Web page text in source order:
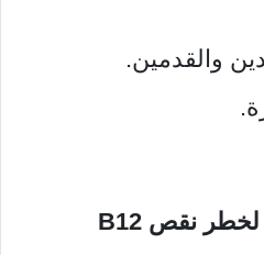
والقدمين.
الأشخاص المعرضون لخطر نقص B12